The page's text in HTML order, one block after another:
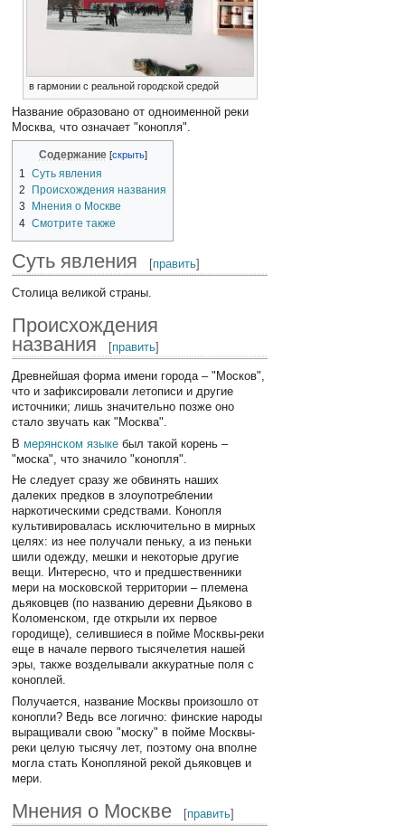
в гармонии с реальной городской средой
Название образовано от одноименной реки
Москва, что означает "конопля".
Содержание
1
Суть явления
2
Происхождения названия
3
Мнения о Москве
4 Смотрите также
Суть явления [править]
Столица великой страны.
Происхождения
названия
[править]
Древнейшая форма имени города – "Москов",
что и зафиксировали летописи и другие
источники; лишь значительно позже оно
стало звучать как "Москва".
В мерянском языке был такой корень –
"моска", что значило "конопля".
Не следует сразу же обвинять наших
далеких предков в злоупотреблении
наркотическими средствами. Конопля
культивировалась исключительно в мирных
целях: из нее получали пеньку, а из пеньки
шили одежду, мешки и некоторые другие
вещи. Интересно, что и предшественники
мери на московской территории – племена
дьяковцев (по названию деревни Дьяково в
Коломенском, где открыли их первое
городище), селившиеся в пойме Москвы-реки
еще в начале первого тысячелетия нашей
эры, также возделывали аккуратные поля с
коноплей.
Получается, название Москвы произошло от
конопли? Ведь все логично: финские народы
выращивали свою "моску" в пойме Москвы-
реки целую тысячу лет, поэтому она вполне
могла стать Конопляной рекой дьяковцев и
мери.
Мнения о Москве [править]